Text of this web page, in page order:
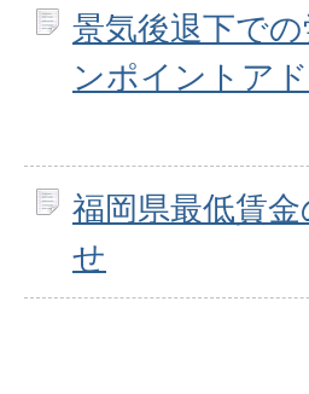
景気後退下での
ンポイントア
福岡県最低賃
せ